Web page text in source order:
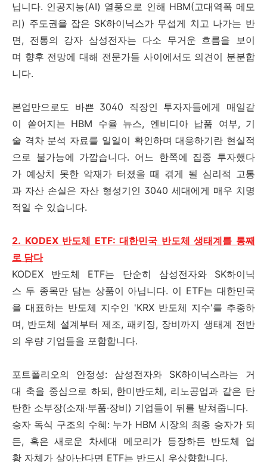
닙니다. 인공지능(AI) 열풍으로 인해 HBM(고대역폭 메모
리) 주도권을 잡은 SK하이닉스가 무섭게 치고 나가는 반
면, 전통의 강자 삼성전자는 다소 무거운 흐름을 보이
며 향후 전망에 대해 전문가들 사이에서도 의견이 분분합
니다.
본업만으로도 바쁜 3040 직장인 투자자들에게 매일같
이 쏟어지는 HBM 수율 뉴스, 엔비디아 납품 여부, 기
술 격차 분석 자료를 일일이 확인하며 대응하기란 현실적
으로 불가능에 가깝습니다. 어느 한쪽에 집중 투자했다
가 예상치 못한 악재가 터졌을 때 겪게 될 심리적 고통
과 자산 손실은 자산 형성기인 3040 세대에게 매우 치명
적일 수 있습니다.
2. KODEX 반도체 ETF: 대한민국 반도체 생태계를 통째
로 담다
KODEX 반도체 ETF는 단순히 삼성전자와 SK하이닉
스 두 종목만 담는 상품이 아닙니다. 이 ETF는 대한민국
을 대표하는 반도체 지수인 'KRX 반도체 지수'를 추종하
며, 반도체 설계부터 제조, 패키징, 장비까지 생태계 전반
의 우량 기업들을 포함합니다.
포트폴리오의 안정성: 삼성전자와 SK하이닉스라는 거
대 축을 중심으로 하되, 한미반도체, 리노공업과 같은 탄
탄한 소부장(소재·부품·장비) 기업들이 뒤를 받쳐줍니다.
승자 독식 구조의 수혜: 누가 HBM 시장의 최종 승자가 되
든, 혹은 새로운 차세대 메모리가 등장하든 반도체 업
황 자체가 살아난다면 ETF는 반드시 우상향합니다.